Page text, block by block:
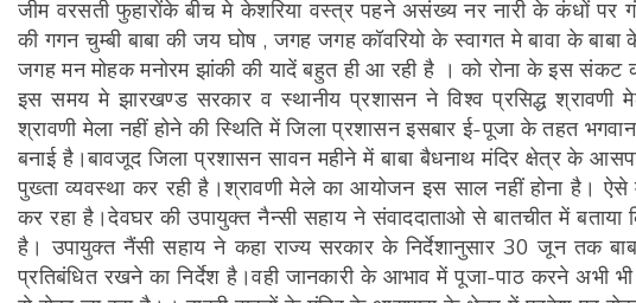
जीम वरसती फुहारोंके बीच मे केशरिया वस्त्र पहने असंख्य नर नारी के कंधों पर
की गगन चुम्बी बाबा की जय घोष , जगह जगह कॉवरियो के स्वागत मे बावा के बाबा
जगह मन मोहक मनोरम झांकी की यादें बहुत ही आ रही है । को रोना के इस संकट
इस समय मे झारखण्ड सरकार व स्थानीय प्रशासन ने विश्व प्रसिद्ध
श्रावणी मेला नहीं होने की स्थिति में जिला प्रशासन इसबार ई-पूजा के तहत
बनाई है।बावजूद जिला प्रशासन सावन महीने में बाबा बैधनाथ मंदिर क्षेत्र के
पुख्ता व्यवस्था कर रही है।श्रावणी मेले का आयोजन इस साल नहीं होना है।
कर रहा है।देवघर की उपायुक्त नैन्सी सहाय ने संवाददाताओ से बातचीत में
है। उपायुक्त नैंसी सहाय ने कहा राज्य सरकार के निर्देशानुसार 30 जून तक
प्रतिबंधित रखने का निर्देश है।वही जानकारी के आभाव में पूजा-पाठ करने अभी